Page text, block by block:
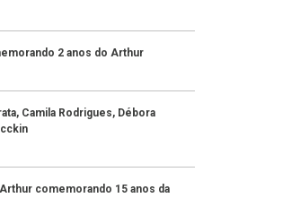
2 anos do Arthur
Camila Rodrigues, Débora
comemorando 15 anos da